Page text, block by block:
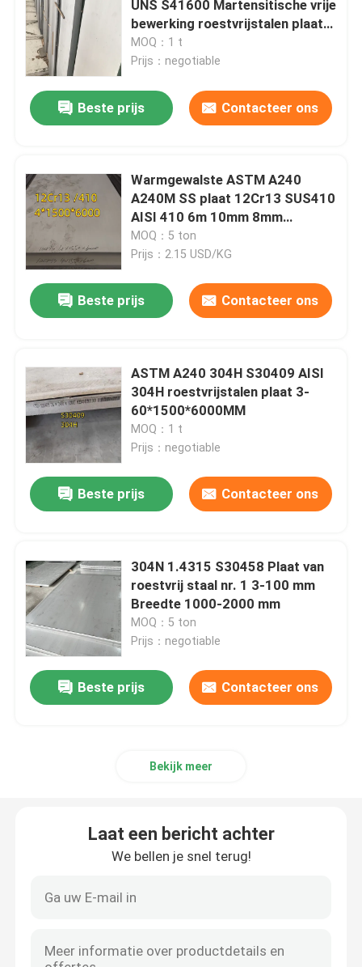
de bar van de roestvrij staalhoek
Roestvrij staal Vlakke Bar
ruwe staalstaaf
Hexbar van roestvrij staal
duplexroestvrij staal
Nikkellegering
Monellegering
Nitronische legering
Inconellegering
Titaniumlegering
Koper materiaal
UNS S41600 Martensitische vrije
bewerking roestvrijstalen plaat
6-80 mm
MOQ：1 t
Prijs：negotiable
Beste prijs Contacteer ons
Warmgewalste ASTM A240
A240M SS plaat 12Cr13 SUS410
AISI 410 6m 10mm 8mm
1500*6000mm
MOQ：5 ton
Prijs：2.15 USD/KG
Beste prijs Contacteer ons
ASTM A240 304H S30409 AISI
304H roestvrijstalen plaat 3-
60*1500*6000MM
MOQ：1 t
Prijs：negotiable
Beste prijs Contacteer ons
304N 1.4315 S30458 Plaat van
roestvrij staal nr. 1 3-100 mm
Breedte 1000-2000 mm
MOQ：5 ton
Prijs：negotiable
Beste prijs Contacteer ons
Bekijk meer
Laat een bericht achter
We bellen je snel terug!